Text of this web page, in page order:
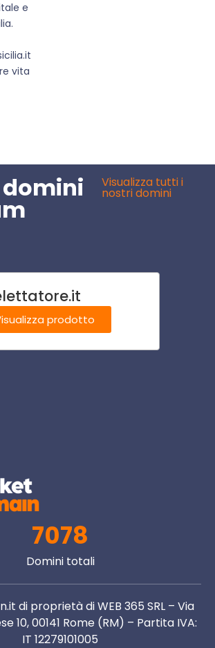
e
vita
Visualizza tutti i
nostri domini
prodotto
7078
Domini totali
di proprietà di WEB 365 SRL – Via
10, 00141 Rome (RM) – Partita IVA:
IT 12279101005